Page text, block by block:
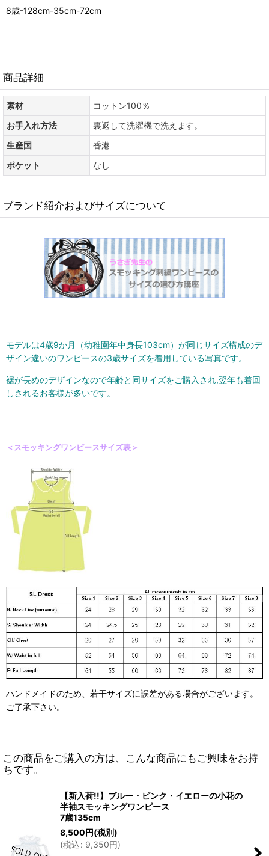
8歳-128cm-35cm-72cm
商品詳細
素材
コットン100％
お手入れ方法
裏返して洗濯機で洗えます。
生産国
香港
ポケット
なし
ブランド紹介およびサイズについて
モデルは4歳9か月（幼稚園年中身長103cm）が同じサイズ構成のデ
ザイン違いのワンピースの3歳サイズを着用している写真です。
裾が長めのデザインなので年齢と同サイズをご購入され,翌年も着回
しされるお客様が多いです。
＜スモッキングワンピースサイズ表＞
ハンドメイドのため、若干サイズに誤差がある場合がございます。
ご了承下さい。
この商品をご購入の方は、こんな商品にもご興味をお持
ちです。
【新入荷!!】ブルー・ピンク・イエローの小花の
半袖スモッキングワンピース
7歳135cm
8,500円(税別)
(税込: 9,350円)